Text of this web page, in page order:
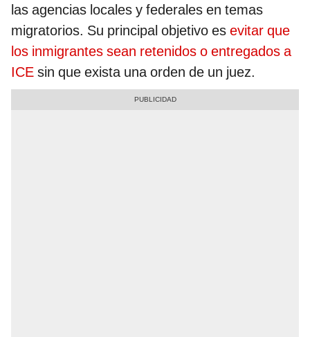
las agencias locales y federales en temas
migratorios. Su principal objetivo es evitar que
los inmigrantes sean retenidos o entregados a
ICE sin que exista una orden de un juez.